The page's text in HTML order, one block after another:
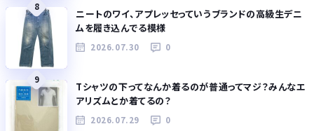
8
ニートのワイ、アプレッセっていうブランドの高級生デニ
ムを履き込んでる模様
2026.07.30 0
9
Tシャツの下ってなんか着るのが普通ってマジ？みんなエ
アリズムとか着てるの？
2026.07.29 0